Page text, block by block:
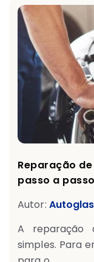
Reparação
passo a passo
Autor:
A
simples. Para